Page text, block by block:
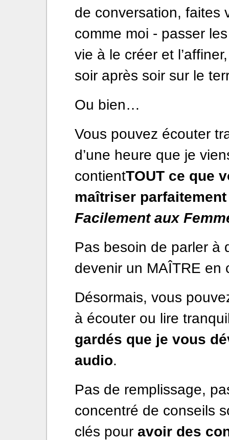
de conversation, faites
comme moi - passer
vie à le créer et
soir après soir sur le
Ou bien…
Vous pouvez écouter
d’une heure que je
contientTOUT ce que
maîtriser
Facilement aux
Pas besoin de parler à
devenir un MAÎTRE en
Désormais, vous
à écouter ou lire
gardés que je vous
audio.
Pas de remplissage,
concentré de conseils
clés pour avoir des